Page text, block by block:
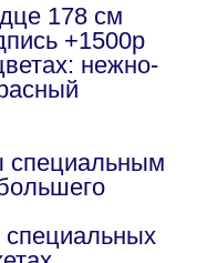
178 см
+1500р
нежно-
специальным